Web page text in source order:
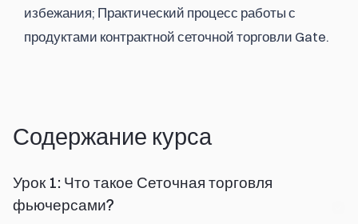
избежания; Практический процесс работы с
продуктами контрактной сеточной торговли Gate.
Содержание курса
Урок 1: Что такое Сеточная торговля
фьючерсами?